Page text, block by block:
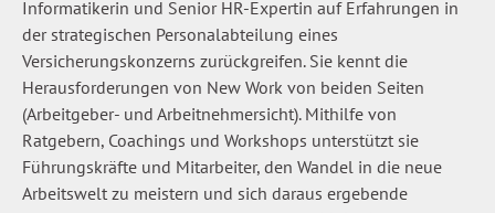
Informatikerin und Senior HR-Expertin auf Erfahrungen in
der strategischen Personalabteilung eines
Versicherungskonzerns zurückgreifen. Sie kennt die
Herausforderungen von New Work von beiden Seiten
(Arbeitgeber- und Arbeitnehmersicht). Mithilfe von
Ratgebern, Coachings und Workshops unterstützt sie
Führungskräfte und Mitarbeiter, den Wandel in die neue
Arbeitswelt zu meistern und sich daraus ergebende